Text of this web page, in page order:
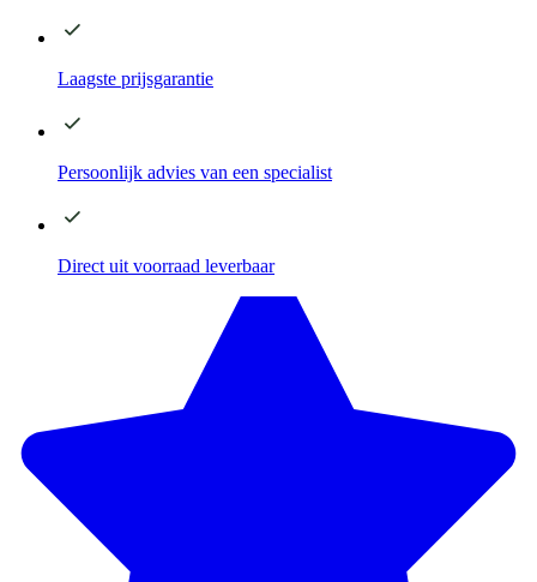
Laagste prijsgarantie
Persoonlijk advies van een specialist
Direct uit voorraad leverbaar